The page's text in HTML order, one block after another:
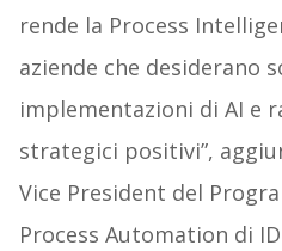
rende la Process
aziende che desiderano
implementazioni di AI e
strategici positivi”,
Vice President del
Process Automation di